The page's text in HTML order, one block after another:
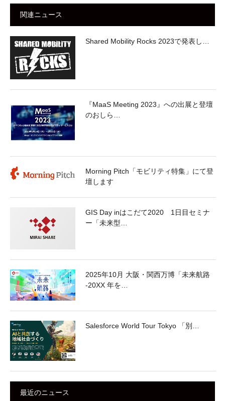
関連ニュース
Shared Mobility Rocks 2023で発表し…
『MaaS Meeting 2023』への出展と登壇
のおしら…
Morning Pitch「モビリティ特集」にて登
壇します
GIS Day inはこだて2020 1日目セミナ
ー「未来型…
2025年10月 大阪・関西万博「未来航路
-20XX 年を…
Salesforce World Tour Tokyo 「別…
最近のニュース